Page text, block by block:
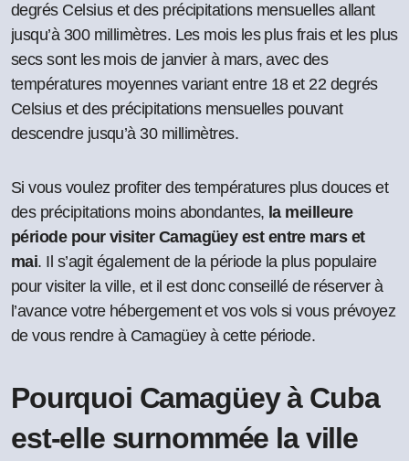
degrés Celsius et des précipitations mensuelles allant
jusqu’à 300 millimètres. Les mois les plus frais et les plus
secs sont les mois de janvier à mars, avec des
températures moyennes variant entre 18 et 22 degrés
Celsius et des précipitations mensuelles pouvant
descendre jusqu’à 30 millimètres.
Si vous voulez profiter des températures plus douces et
des précipitations moins abondantes, la meilleure
période pour visiter Camagüey est entre mars et
mai. Il s’agit également de la période la plus populaire
pour visiter la ville, et il est donc conseillé de réserver à
l’avance votre hébergement et vos vols si vous prévoyez
de vous rendre à Camagüey à cette période.
Pourquoi Camagüey à Cuba
est-elle surnommée la ville